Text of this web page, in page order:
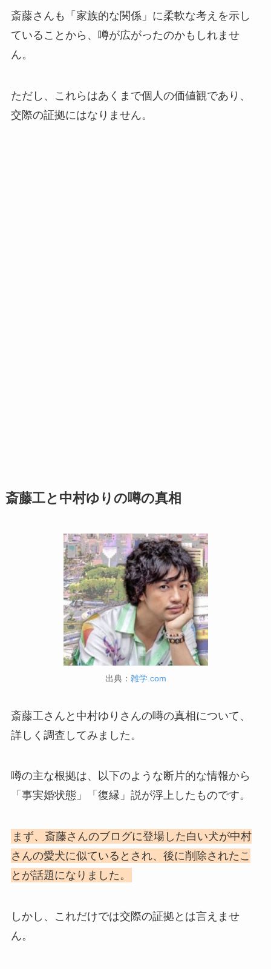
斎藤さんも「家族的な関係」に柔軟な考えを示し
ていることから、噂が広がったのかもしれませ
ん。
ただし、これらはあくまで個人の価値観であり、
交際の証拠にはなりません。
斎藤工と中村ゆりの噂の真相
出典： 雑学.com
斎藤工さんと中村ゆりさんの噂の真相について、
詳しく調査してみました。
噂の主な根拠は、以下のような断片的な情報から
「事実婚状態」「復縁」説が浮上したものです。
まず、斎藤さんのブログに登場した白い犬が中村
さんの愛犬に似ているとされ、後に削除されたこ
とが話題になりました。
しかし、これだけでは交際の証拠とは言えませ
ん。